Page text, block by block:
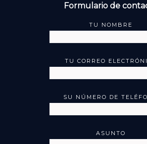
Formulario de
TU NOMBRE
TU CORREO
SU NÚMERO DE
ASUNTO